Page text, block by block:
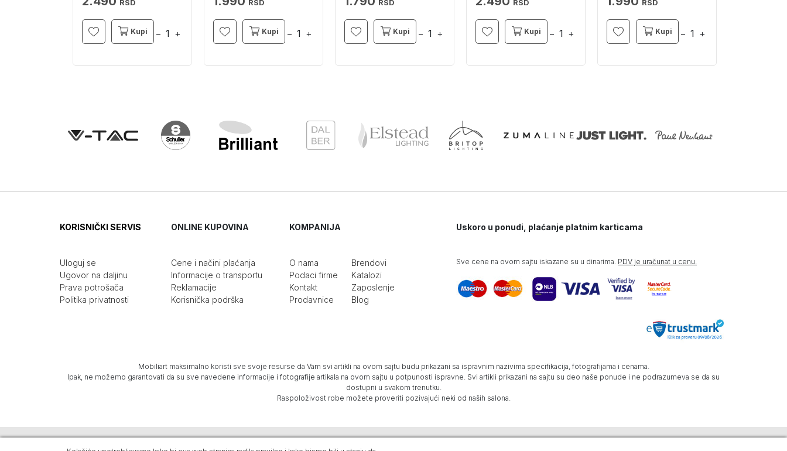
RSD
Kupi − +
RSD
Kupi − +
RSD
Kupi − +
RSD
Kupi − +
RSD
Kupi − +
KORISNIČKI SERVIS
Uloguj se
Ugovor na daljinu
Prava potrošača
Politika privatnosti
ONLINE KUPOVINA
Cene i načini plaćanja
Informacije o transportu
Reklamacije
Korisnička podrška
KOMPANIJA
O nama
Podaci firme
Kontakt
Prodavnice
Brendovi
Katalozi
Zaposlenje
Blog
Uskoro u ponudi, plaćanje platnim karticama
Sve cene na ovom sajtu iskazane su u dinarima. PDV je uračunat u cenu.
Mobiliart maksimalno koristi sve svoje resurse da Vam svi artikli na ovom sajtu budu prikazani sa ispravnim nazivima specifikacija, fotografijama i cenama.
Ipak, ne možemo garantovati da su sve navedene informacije i fotografije artikala na ovom sajtu u potpunosti ispravne. Svi artikli prikazani na sajtu su deo naše ponude i ne podrazumeva se da su
dostupni u svakom trenutku.
Raspoloživost robe možete proveriti pozivajući neki od naših salona.